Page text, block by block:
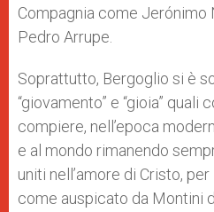
Compagnia come Jerónimo
Pedro Arrupe.
Soprattutto, Bergoglio si è
“giovamento” e “gioia”
compiere, nell’epoca
e al mondo rimanendo
uniti nell’amore di Cristo,
come auspicato da Montini